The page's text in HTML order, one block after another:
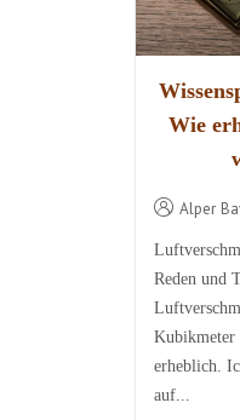
Wie
Alper
Reden und
Kubikmeter
erheblich.
auf...